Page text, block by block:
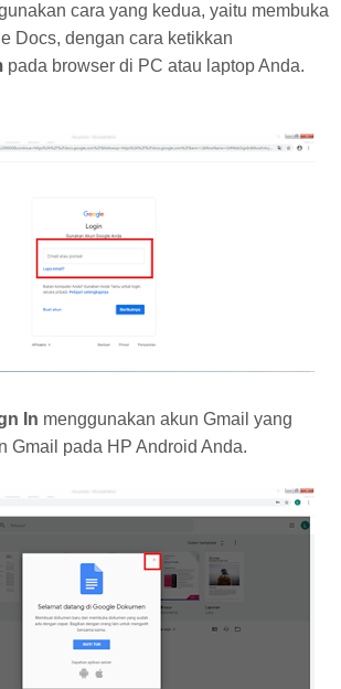
cara yang kedua, yaitu membuka
Docs, dengan cara ketikkan
pada browser di PC atau laptop Anda.
In menggunakan akun Gmail yang
Gmail pada HP Android Anda.